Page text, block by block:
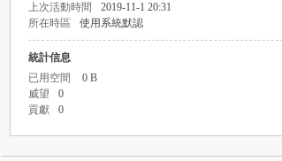
上次活動時間
2019-11-1 20:31
所在時區
使用系統默認
統計信息
已用空間
0 B
威望
0
貢獻
0